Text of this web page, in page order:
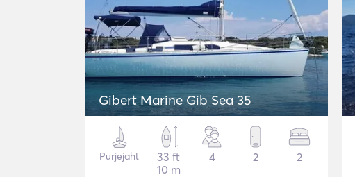
Gibert Marine Gib Sea 35
Purjejaht
33 ft
10 m
4 2 2